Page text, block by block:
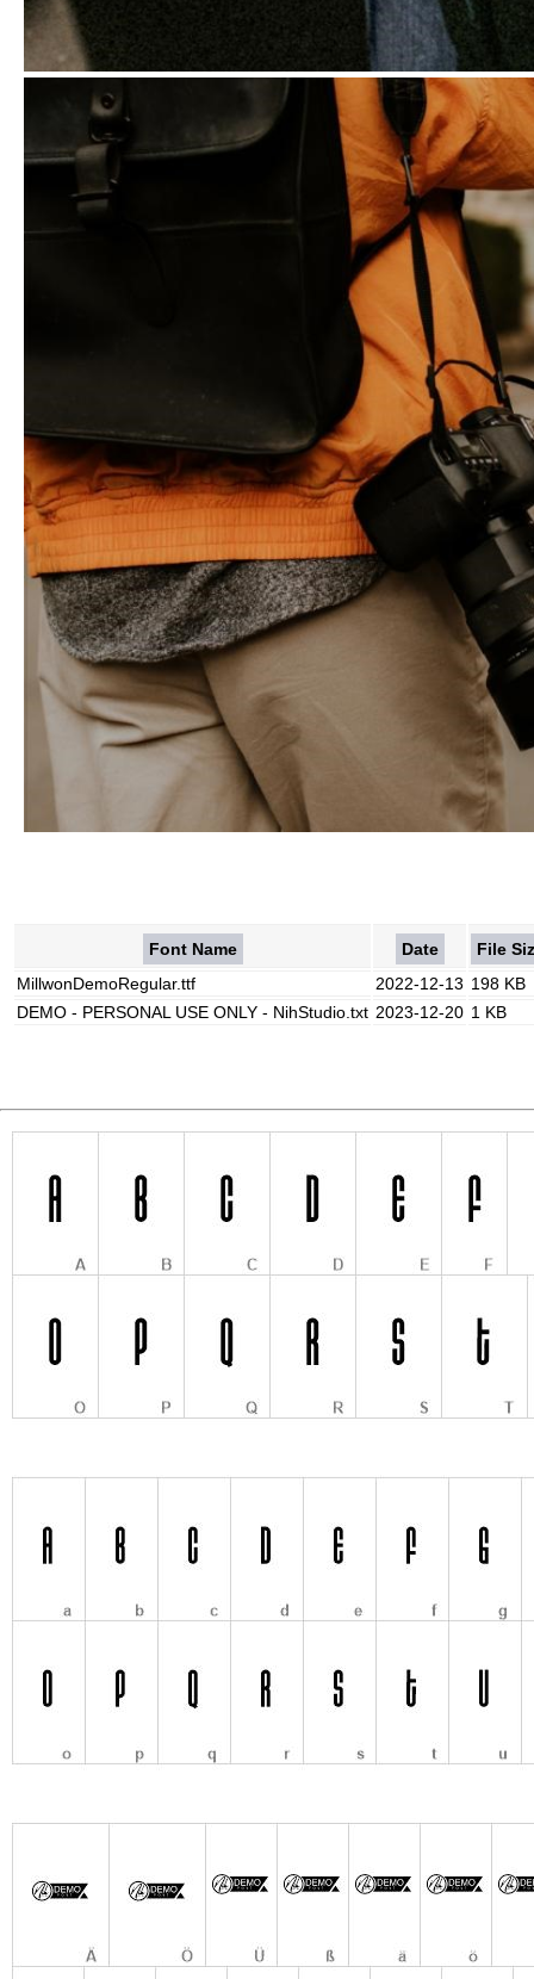
Font Name Date
File
MillwonDemoRegular.ttf
2022-12-13 198 KB
DEMO - PERSONAL USE ONLY - NihStudio.txt 2023-12-20 1 KB